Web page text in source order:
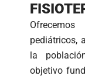
pediátricos,
la
objetivo